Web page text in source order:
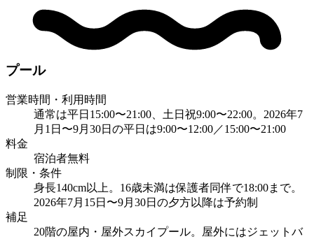
プール
営業時間・利用時間
通常は平日15:00〜21:00、土日祝9:00〜22:00。2026年7
月1日〜9月30日の平日は9:00〜12:00／15:00〜21:00
料金
宿泊者無料
制限・条件
身長140cm以上。16歳未満は保護者同伴で18:00まで。
2026年7月15日〜9月30日の夕方以降は予約制
補足
20階の屋内・屋外スカイプール。屋外にはジェットバ